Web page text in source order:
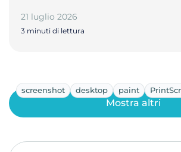
21 luglio 2026
3 minuti di lettura
screenshot desktop paint
Mostra altri